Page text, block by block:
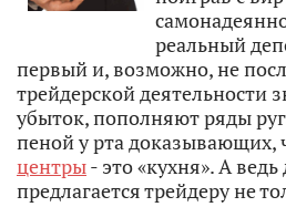
реальный
первый и, возможно, не
трейдерской деятельности
убыток, пополняют ряды
пеной у рта доказывающих,
центры- это «кухня». А
предлагается трейдеру не